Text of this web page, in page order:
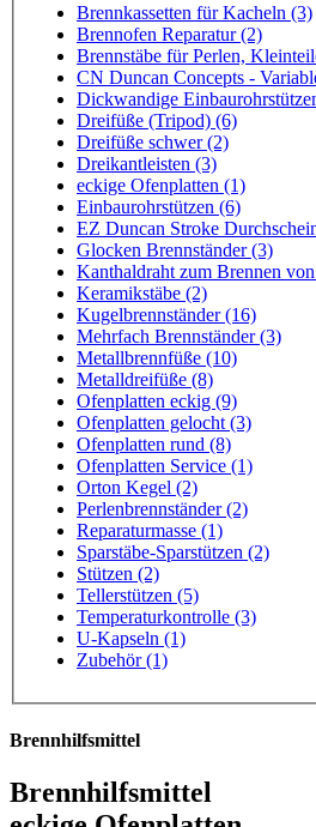
Brennkassetten für Kacheln (3)
Brennofen Reparatur (2)
Brennstäbe für Perlen,
CN Duncan Concepts -
Dickwandige
Dreifüße (Tripod) (6)
Dreifüße schwer (2)
Dreikantleisten (3)
eckige Ofenplatten (1)
Einbaurohrstützen (6)
EZ Duncan Stroke
Glocken Brennständer (3)
Kanthaldraht zum Brennen
Keramikstäbe (2)
Kugelbrennständer (16)
Mehrfach Brennständer (3)
Metallbrennfüße (10)
Metalldreifüße (8)
Ofenplatten eckig (9)
Ofenplatten gelocht (3)
Ofenplatten rund (8)
Ofenplatten Service (1)
Orton Kegel (2)
Perlenbrennständer (2)
Reparaturmasse (1)
Sparstäbe-Sparstützen (2)
Stützen (2)
Tellerstützen (5)
Temperaturkontrolle (3)
U-Kapseln (1)
Zubehör (1)
Brennhilfsmittel
Brennhilfsmittel